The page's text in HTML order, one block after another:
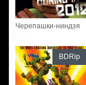
Черепашки-ниндзя
BDRip